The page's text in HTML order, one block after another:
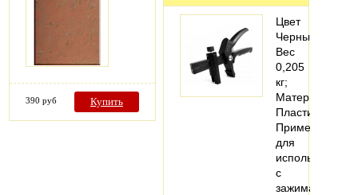
390 руб Купить
Цвет
Черный;
Вес
0,205
кг;
Материал
Пластик;
Применения
для
использования
с
зажимами